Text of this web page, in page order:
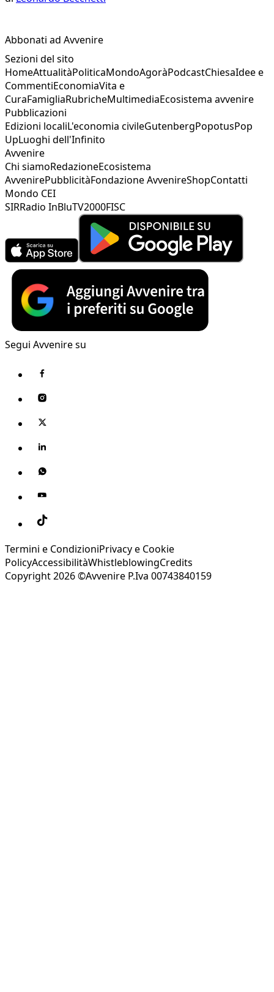
Abbonati ad Avvenire
Sezioni del sito
HomeAttualitàPoliticaMondoAgoràPodcastChiesaIdee e
CommentiEconomiaVita e
CuraFamigliaRubricheMultimediaEcosistema avvenire
Pubblicazioni
Edizioni localiL'economia civileGutenbergPopotusPop
UpLuoghi dell'Infinito
Avvenire
Chi siamoRedazioneEcosistema
AvvenirePubblicitàFondazione AvvenireShopContatti
Mondo CEI
SIRRadio InBluTV2000FISC
Segui Avvenire su
Termini e CondizioniPrivacy e Cookie
PolicyAccessibilitàWhistleblowingCredits
Copyright 2026 ©Avvenire P.Iva 00743840159